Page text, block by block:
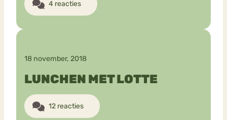
4 reacties
18 november, 2018
LUNCHEN MET LOTTE
12 reacties